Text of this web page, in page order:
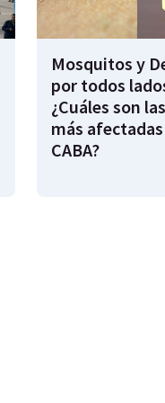
Mosquitos y
por todos
¿Cuáles son
más
CABA?